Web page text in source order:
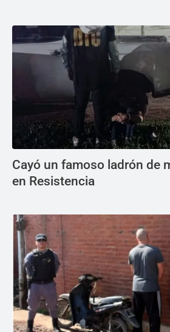
Cayó un famoso ladrón de
en Resistencia